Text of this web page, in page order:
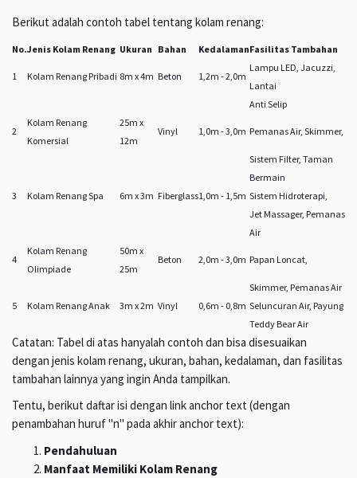
Berikut adalah contoh tabel tentang kolam renang:
No.Jenis Kolam Renang Ukuran Bahan KedalamanFasilitas Tambahan
1 Kolam Renang Pribadi 8m x 4m Beton 1,2m - 2,0m
Lampu LED, Jacuzzi,
Lantai
Anti Selip
2
Kolam Renang
Komersial
25m x
12m
Vinyl 1,0m - 3,0m Pemanas Air, Skimmer,
Sistem Filter, Taman
Bermain
3
Kolam Renang Spa 6m x 3m Fiberglass1,0m - 1,5m Sistem Hidroterapi,
Jet Massager, Pemanas
Air
4
Kolam Renang
Olimpiade
50m x
25m
Beton 2,0m - 3,0m Papan Loncat,
Skimmer, Pemanas Air
5
Kolam Renang Anak 3m x 2m Vinyl 0,6m - 0,8m Seluncuran Air, Payung
Teddy Bear Air
Catatan: Tabel di atas hanyalah contoh dan bisa disesuaikan
dengan jenis kolam renang, ukuran, bahan, kedalaman, dan fasilitas
tambahan lainnya yang ingin Anda tampilkan.
Tentu, berikut daftar isi dengan link anchor text (dengan
penambahan huruf "n" pada akhir anchor text):
Pendahuluan
Manfaat Memiliki Kolam Renang